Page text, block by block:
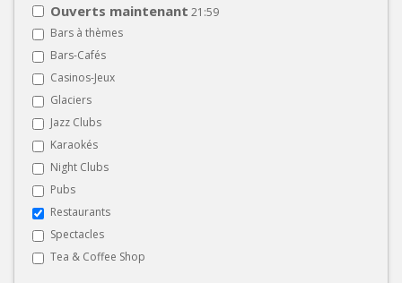
Ouverts maintenant 21:59
Bars à thèmes
Bars-Cafés
Casinos-Jeux
Glaciers
Jazz Clubs
Karaokés
Night Clubs
Pubs
Restaurants
Spectacles
Tea & Coffee Shop